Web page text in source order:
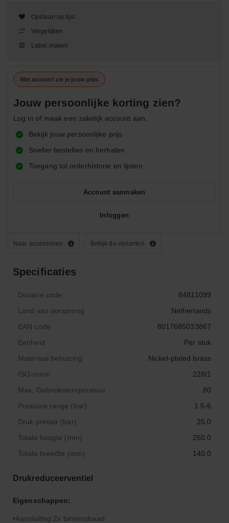
Naar accessoires Bekijk de varianten
Specificaties
Douane code
84811099
Land van oorsprong
Netherlands
EAN code
8017685033867
Eenheid
Per stuk
Materiaal behuizing
Nickel-plated brass
ISO-norm
228/1
Max. Gebruikstemperatuur
80
Pressure range (bar)
1.5-6
Druk primair (bar)
25.0
Totale hoogte (mm)
250.0
Totale breedte (mm)
140.0
Drukreduceerventiel
Eigenschappen:
Aansluiting 2x binnendraad
Opslaan op lijst
Vergelijken
Label maken
Met account zie je jouw prijs
Jouw persoonlijke korting zien?
Log in of maak een zakelijk account aan.
Bekijk jouw persoonlijke prijs
Sneller bestellen en herhalen
Toegang tot orderhistorie en lijsten
Account aanmaken
Inloggen